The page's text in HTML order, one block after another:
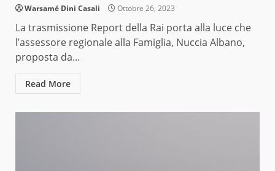
Warsamé Dini Casali Ottobre 26, 2023
La trasmissione Report della Rai porta alla luce che
l’assessore regionale alla Famiglia, Nuccia Albano,
proposta da...
Read More